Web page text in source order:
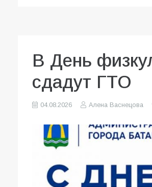
В День
сдадут ГТО
04.08.2026 Алена Васнецова